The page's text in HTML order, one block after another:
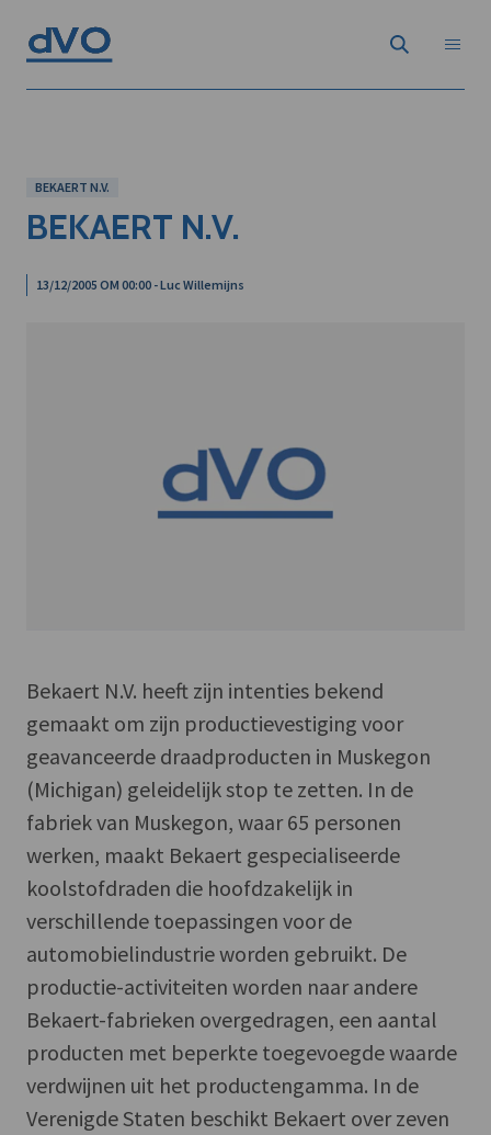
BEKAERT N.V.
BEKAERT N.V.
13/12/2005 OM 00:00 - Luc Willemijns
Bekaert N.V. heeft zijn intenties bekend
gemaakt om zijn productievestiging voor
geavanceerde draadproducten in Muskegon
(Michigan) geleidelijk stop te zetten. In de
fabriek van Muskegon, waar 65 personen
werken, maakt Bekaert gespecialiseerde
koolstofdraden die hoofdzakelijk in
verschillende toepassingen voor de
automobielindustrie worden gebruikt. De
productie-activiteiten worden naar andere
Bekaert-fabrieken overgedragen, een aantal
producten met beperkte toegevoegde waarde
verdwijnen uit het productengamma. In de
Verenigde Staten beschikt Bekaert over zeven